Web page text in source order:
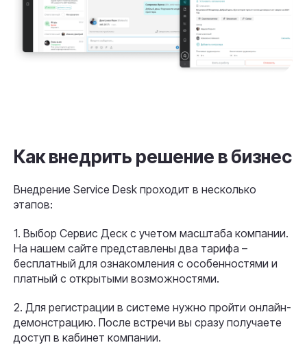
Как внедрить решение в бизнес
Внедрение Service Desk проходит в несколько
этапов:
1. Выбор Сервис Деск с учетом масштаба компании.
На нашем сайте представлены два тарифа –
бесплатный для ознакомления с особенностями и
платный с открытыми возможностями.
2. Для регистрации в системе нужно пройти онлайн-
демонстрацию. После встречи вы сразу получаете
доступ в кабинет компании.